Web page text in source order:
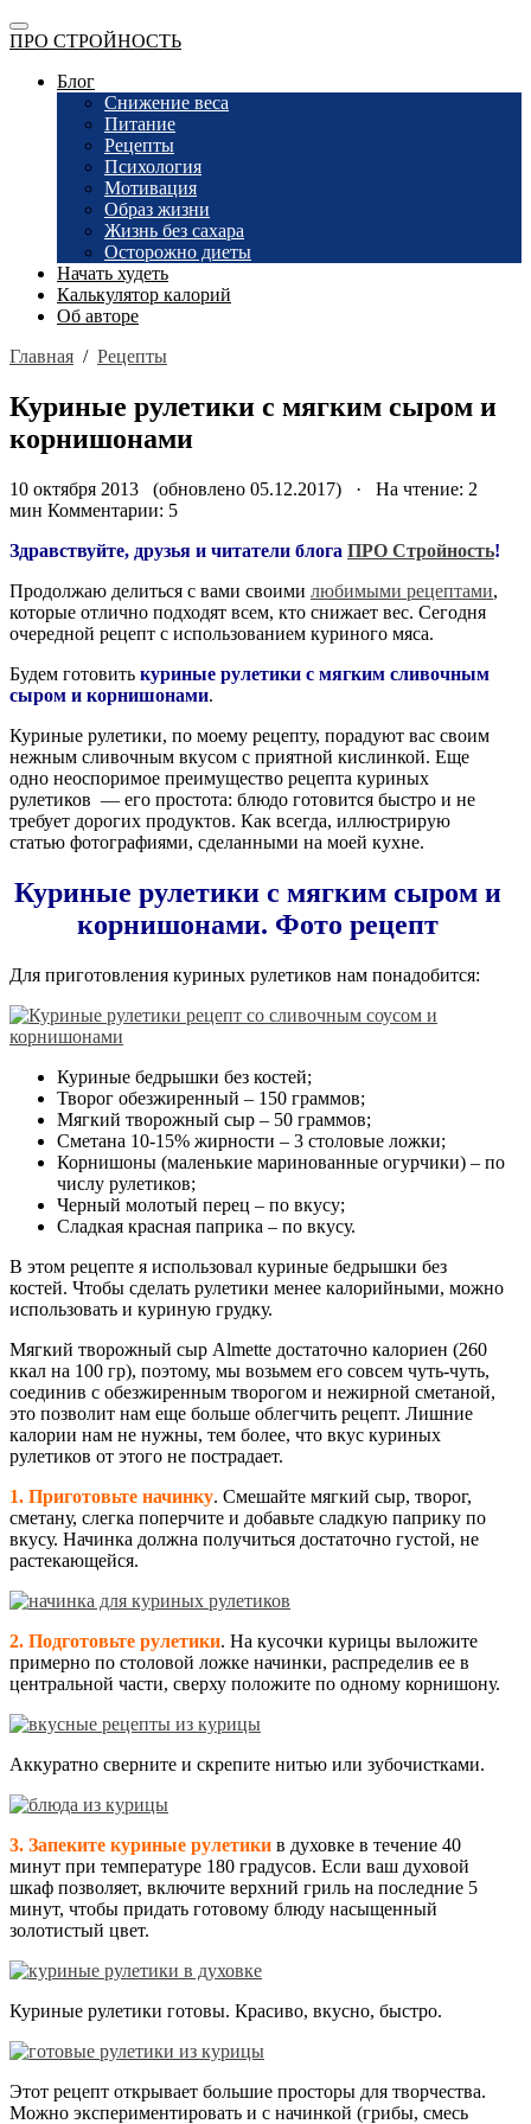
ПРО СТРОЙНОСТЬ
Блог
Снижение веса
Питание
Рецепты
Психология
Мотивация
Образ жизни
Жизнь без сахара
Осторожно диеты
Начать худеть
Калькулятор калорий
Об авторе
Главная / Рецепты
Куриные рулетики с мягким сыром и
корнишонами
10 октября 2013 (обновлено 05.12.2017) · На чтение: 2
мин Комментарии: 5
Здравствуйте, друзья и читатели блога ПРО Стройность!
Продолжаю делиться с вами своими любимыми рецептами,
которые отлично подходят всем, кто снижает вес. Сегодня
очередной рецепт с использованием куриного мяса.
Будем готовить куриные рулетики с мягким сливочным
сыром и корнишонами.
Куриные рулетики, по моему рецепту, порадуют вас своим
нежным сливочным вкусом с приятной кислинкой. Еще
одно неоспоримое преимущество рецепта куриных
рулетиков — его простота: блюдо готовится быстро и не
требует дорогих продуктов. Как всегда, иллюстрирую
статью фотографиями, сделанными на моей кухне.
Куриные рулетики с мягким сыром и
корнишонами. Фото рецепт
Для приготовления куриных рулетиков нам понадобится:
Куриные бедрышки без костей;
Творог обезжиренный – 150 граммов;
Мягкий творожный сыр – 50 граммов;
Сметана 10-15% жирности – 3 столовые ложки;
Корнишоны (маленькие маринованные огурчики) – по
числу рулетиков;
Черный молотый перец – по вкусу;
Сладкая красная паприка – по вкусу.
В этом рецепте я использовал куриные бедрышки без
костей. Чтобы сделать рулетики менее калорийными, можно
использовать и куриную грудку.
Мягкий творожный сыр Almette достаточно калориен (260
ккал на 100 гр), поэтому, мы возьмем его совсем чуть-чуть,
соединив с обезжиренным творогом и нежирной сметаной,
это позволит нам еще больше облегчить рецепт. Лишние
калории нам не нужны, тем более, что вкус куриных
рулетиков от этого не пострадает.
1. Приготовьте начинку. Смешайте мягкий сыр, творог,
сметану, слегка поперчите и добавьте сладкую паприку по
вкусу. Начинка должна получиться достаточно густой, не
растекающейся.
2. Подготовьте рулетики. На кусочки курицы выложите
примерно по столовой ложке начинки, распределив ее в
центральной части, сверху положите по одному корнишону.
Аккуратно сверните и скрепите нитью или зубочистками.
3. Запеките куриные рулетики в духовке в течение 40
минут при температуре 180 градусов. Если ваш духовой
шкаф позволяет, включите верхний гриль на последние 5
минут, чтобы придать готовому блюду насыщенный
золотистый цвет.
Куриные рулетики готовы. Красиво, вкусно, быстро.
Этот рецепт открывает большие просторы для творчества.
Можно экспериментировать и с начинкой (грибы, смесь